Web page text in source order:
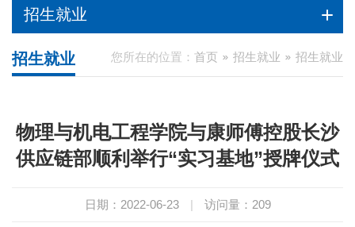
招生就业
您所在的位置： 首页 招生就业 招生就业
招生就业
物理与机电工程学院与康师傅控股长沙
供应链部顺利举行“实习基地”授牌仪式
日期：2022-06-23 | 访问量： 209